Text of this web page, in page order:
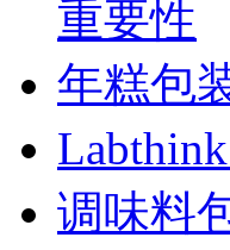
重要性
年糕包
调味料